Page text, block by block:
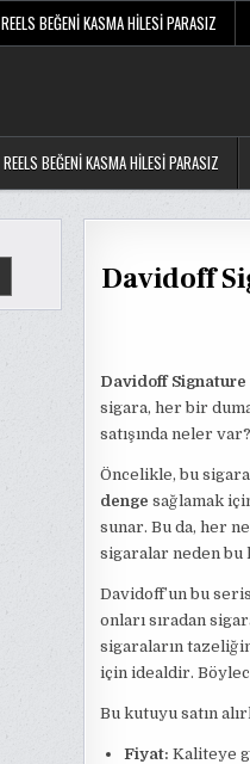
REELS BEĞENI KASMA HILESI PARASIZ
REELS BEĞENI KASMA HILESI PARASIZ
Davidoff
Davidoff Signature
sigara, her bir
satışında neler
Öncelikle, bu
denge sağlamak
sunar. Bu da, her
sigaralar neden bu
Davidoff’un bu
onları sıradan
sigaraların
için idealdir.
Bu kutuyu satın
Fiyat: Kaliteye